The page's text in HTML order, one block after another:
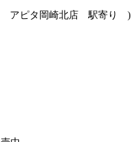
アピタ岡崎北店 駅寄り )